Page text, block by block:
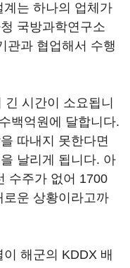
는 하나의 업체가
국방과학연구소
관과 협업해서 수행
시간이 소요됩니
백억원에 달합니다.
따내지 못한다면
날리게 됩니다. 아
수주가 없어 1700
운 상황이라고까
해군의 KDDX 배